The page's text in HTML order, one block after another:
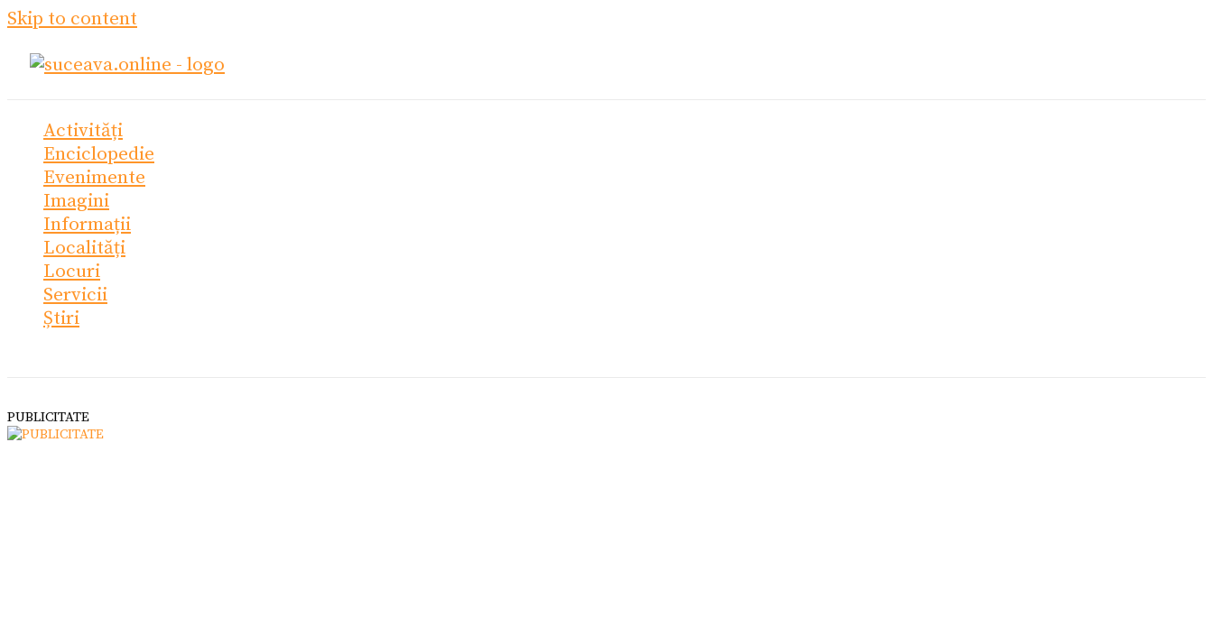
Skip to content
Activități
Enciclopedie
Evenimente
Imagini
Informații
Localități
Locuri
Servicii
Știri
PUBLICITATE